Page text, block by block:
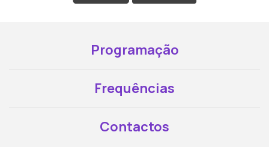
Programação
Frequências
Contactos